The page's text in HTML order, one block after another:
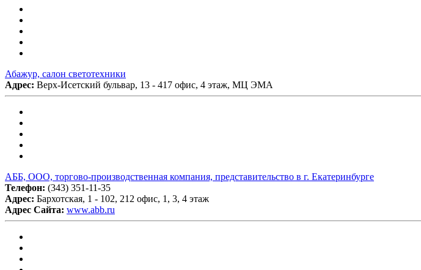
Абажур, салон светотехники
Адрес: Верх-Исетский бульвар, 13 - 417 офис, 4 этаж, МЦ ЭМА
АББ, ООО, торгово-производственная компания, представительство в г. Екатеринбурге
Телефон: (343) 351-11-35
Адрес: Бархотская, 1 - 102, 212 офис, 1, 3, 4 этаж
Адрес Сайта: www.abb.ru